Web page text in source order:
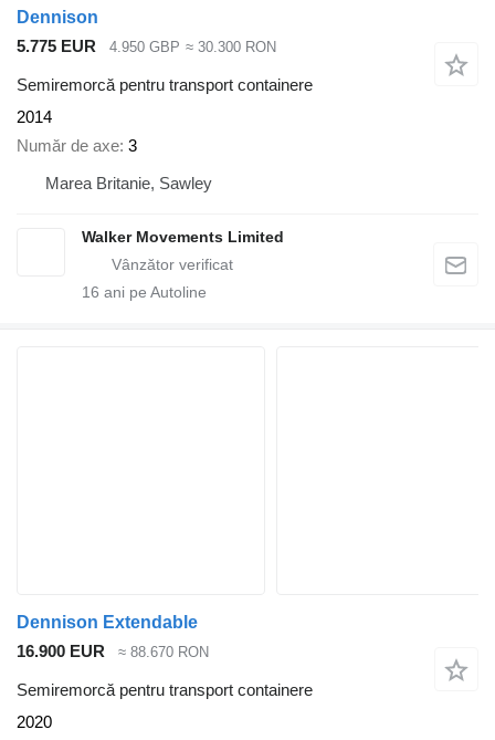
Dennison
5.775 EUR
4.950 GBP ≈ 30.300 RON
Semiremorcă pentru transport containere
2014
Număr de axe 3
Marea Britanie, Sawley
Walker Movements Limited
16 ani pe Autoline
Dennison Extendable
16.900 EUR
≈ 88.670 RON
Semiremorcă pentru transport containere
2020